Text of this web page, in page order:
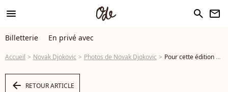
menu search newsletter
Billetterie En privé avec
Accueil Novak Djokovic Photos de Novak Djokovic Pour cette édition 2026, la marque au crocodile et plus précisément Pelagia Kolotouros, directrice artistique de la Maison, a justement imaginé pour Novak Djokovic une veste sur-mesure au concept audacieux : se fondre littéralement dans ce qui fait la renommée du tournoi. Novak Djokovic (SRB) - Internationaux de France de Tennis de Roland Garros 2026 le 24 mai. - Photo
arrow_left RETOUR ARTICLE